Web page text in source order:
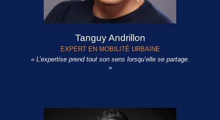
Tanguy Andrillon
EXPERT EN MOBILITÉ URBAINE
« L’expertise prend tout son sens lorsqu’elle se partage.
»